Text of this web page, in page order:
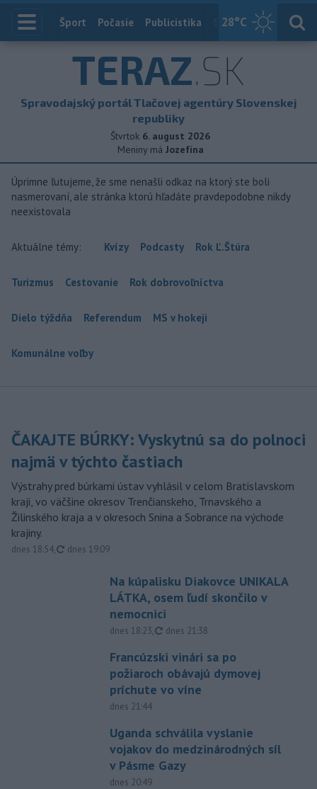
28°C
Index
Šport Počasie Publicistika Slovensko
TERAZ.SK
Spravodajský portál Tlačovej agentúry Slovenskej
republiky
Štvrtok 6. august 2026
Meniny má Jozefína
Úprimne ľutujeme, že sme nenašli odkaz na ktorý ste boli
nasmerovaní, ale stránka ktorú hľadáte pravdepodobne nikdy
neexistovala
Aktuálne témy: Kvízy Podcasty Rok Ľ.Štúra
Turizmus Cestovanie Rok dobrovoľníctva
Dielo týždňa Referendum MS v hokeji
Komunálne voľby
ČAKAJTE BÚRKY: Vyskytnú sa do polnoci
najmä v týchto častiach
Výstrahy pred búrkami ústav vyhlásil v celom Bratislavskom
kraji, vo väčšine okresov Trenčianskeho, Trnavského a
Žilinského kraja a v okresoch Snina a Sobrance na východe
krajiny.
dnes 18:54, aktualizované
dnes 19:09
Na kúpalisku Diakovce UNIKALA
LÁTKA, osem ľudí skončilo v
nemocnici
dnes 18:23, aktualizované
dnes 21:38
Francúzski vinári sa po
požiaroch obávajú dymovej
príchute vo víne
dnes 21:44
Uganda schválila vyslanie
vojakov do medzinárodných síl
v Pásme Gazy
dnes 20:49